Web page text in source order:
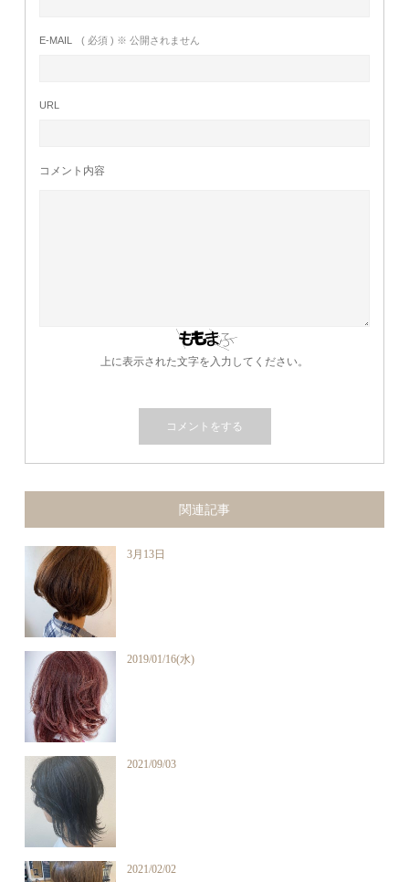
E-MAIL ( 必須 ) ※ 公開されません
URL
コメント内容
上に表示された文字を入力してください。
関連記事
3月13日
2019/01/16(水)
2021/09/03
2021/02/02